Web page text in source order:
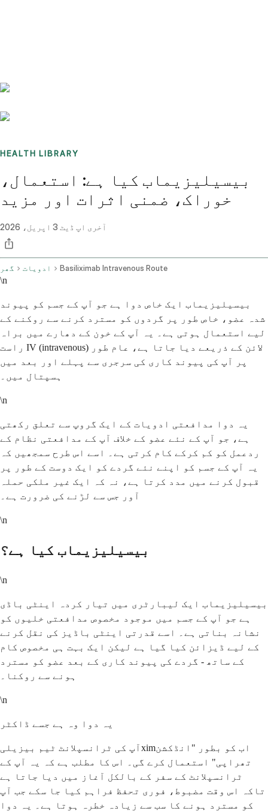
HEALTH LIBRARY
بیسیلیزیماب کیا ہے: استعمال،
خوراک، ضمنی اثرات اور مزید
آخری اپ ڈیٹ 3 اپریل، 2026
گھر ادویات Basiliximab Intravenous Route
\n
بیسیلیزیماب ایک خاص دوا ہے جو آپ کے جسم کو پیوند
شدہ عضو، خاص طور پر گردوں کو مسترد کرنے سے روکنے کے
لیے استعمال ہوتی ہے۔ یہ آپ کے خون کے دھارے میں براہ
راست IV (intravenous) لائن کے ذریعے دیا جاتا ہے، عام طور
پر آپ کی پیوند کاری کی سرجری سے پہلے اور بعد میں
ہسپتال میں۔
\n
یہ دوا مدافعتی ادویات کے ایک گروپ سے تعلق رکھتی
ہے، جو آپ کے نئے عضو کے خلاف آپ کے مدافعتی نظام کے
ردعمل کو کم کرکے کام کرتی ہے۔ اسے اس طرح سمجھیں کہ
یہ آپ کے جسم کو اپنے نئے گردے کو ایک دوست کے طور پر
قبول کرنے میں مدد کرتا ہے، نہ کہ ایک غیر ملکی حملہ
آور جس سے لڑنے کی ضرورت ہے۔
\n
بیسیلیزیماب کیا ہے؟
\n
بیسیلیزیماب ایک لیبارٹری میں تیار کردہ اینٹی باڈی
ہے جو آپ کے جسم میں موجود مخصوص مدافعتی خلیوں کو
نشانہ بناتی ہے۔ اسے قدرتی اینٹی باڈیز کی نقل کرنے
کے لیے ڈیزائن کیا گیا ہے لیکن ایک بہت ہی مخصوص کام
کے ساتھ - گردے کی پیوند کاری کے بعد عضو کو مسترد
ہونے سے روکنا۔
\n
یہ دوا وہ ہے جسے ڈاکٹر
آپ کی ٹرانسپلانٹ ٹیم بیزیلیximاب کو بطور "انڈکشن
تھراپی" استعمال کرے گی۔ اس کا مطلب ہے کہ یہ آپ کے
ٹرانسپلانٹ کے سفر کے بالکل آغاز میں دیا جاتا ہے
تاکہ اس وقت مضبوط، فوری تحفظ فراہم کیا جا سکے جب آپ
کو مسترد ہونے کا سب سے زیادہ خطرہ ہوتا ہے۔ یہ دوا